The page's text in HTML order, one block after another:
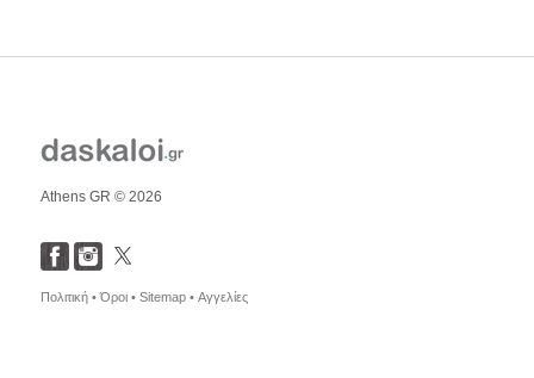
Athens GR © 2026
Πολιτική •Όροι • Sitemap • Αγγελίες